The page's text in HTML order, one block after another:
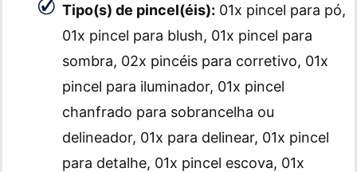
Tipo(s) de pincel(éis): 01x pincel para pó,
01x pincel para blush, 01x pincel para
sombra, 02x pincéis para corretivo, 01x
pincel para iluminador, 01x pincel
chanfrado para sobrancelha ou
delineador, 01x para delinear, 01x pincel
para detalhe, 01x pincel escova, 01x